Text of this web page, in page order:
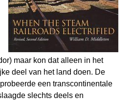
maar kon dat alleen in het
deel van het land doen. De
een transcontinentale
slechts deels en